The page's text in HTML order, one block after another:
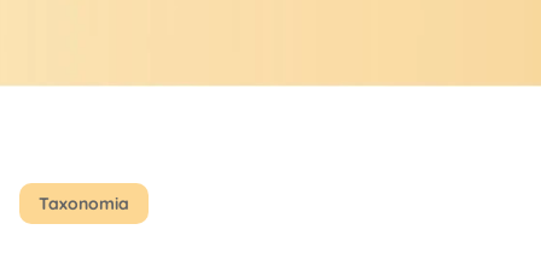
Taxonomia